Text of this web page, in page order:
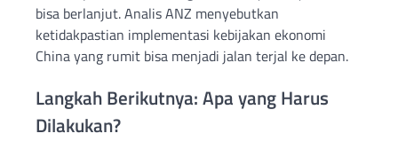
bisa berlanjut. Analis ANZ menyebutkan
ketidakpastian implementasi kebijakan ekonomi
China yang rumit bisa menjadi jalan terjal ke depan.
Langkah Berikutnya: Apa yang Harus
Dilakukan?